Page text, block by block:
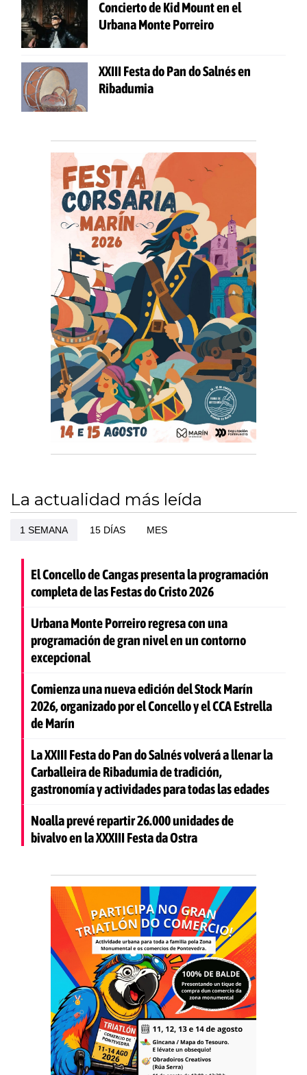
Concierto de Kid Mount en el
Urbana Monte Porreiro
XXIII Festa do Pan do Salnés en
Ribadumia
La actualidad más leída
1 SEMANA 15 DÍAS MES
El Concello de Cangas presenta la programación
completa de las Festas do Cristo 2026
Urbana Monte Porreiro regresa con una
programación de gran nivel en un contorno
excepcional
Comienza una nueva edición del Stock Marín
2026, organizado por el Concello y el CCA Estrella
de Marín
La XXIII Festa do Pan do Salnés volverá a llenar la
Carballeira de Ribadumia de tradición,
gastronomía y actividades para todas las edades
Noalla prevé repartir 26.000 unidades de
bivalvo en la XXXIII Festa da Ostra